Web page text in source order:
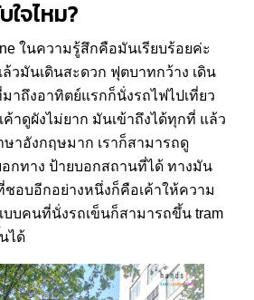
ใจไหม?
ในความรู้สึกคือมันเรียบร้อยค่ะ
ล้วมันเดินสะดวก ฟุตบาทกว้าง เดิน
าถึงอาทิตย์แรกก็นั่งรถไฟไปเที่ยว
ค้าดูผังไม่ยาก มันเข้าถึงได้ทุกที่ แล้ว
ษาอังกฤษมาก เราก็สามารถดู
อกทาง ป้ายบอกสถานที่ได้ ทางมัน
ชอบอีกอย่างหนึ่งก็คือเค้าให้ความ
บคนที่นั่งรถเข็นก็สามารถขึ้น tram
ได้